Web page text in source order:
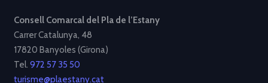
Consell Comarcal del Pla de l’Estany
Carrer Catalunya, 48
17820 Banyoles (Girona)
Tel. 972 57 35 50
turisme@plaestany.cat